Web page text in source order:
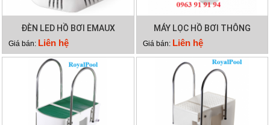
ĐÈN LED HỒ BƠI EMAUX
TP100
Giá bán: Liên hệ
MÁY LỌC HỒ BƠI THÔNG
MINH PK 8028
Giá bán: Liên hệ